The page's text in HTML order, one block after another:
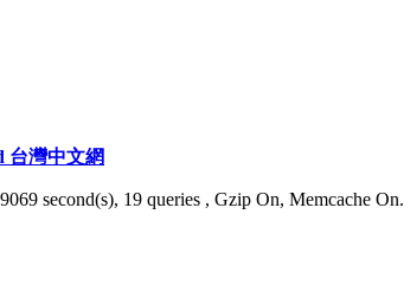
台灣中文網
second(s), 19 queries , Gzip On, Memcache On.